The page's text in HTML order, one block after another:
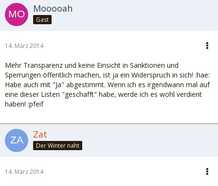
Mooooah
Gast
14. März 2014
Mehr Transparenz und keine Einsicht in Sanktionen und
Sperrungen öffentlich machen, ist ja ein Widerspruch in sich! :hae:
Habe auch mit "Ja" abgestimmt. Wenn ich es irgendwann mal auf
eine dieser Listen "geschafft" habe, werde ich es wohl verdient
haben! :pfeif
Zat
Der Winter naht
14. März 2014